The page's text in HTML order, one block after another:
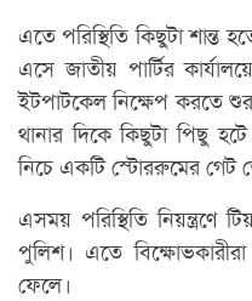
এতে পরিস্থিতি কিছুটা শান্ত
এসে জাতীয় পার্টির
ইটপাটকেল নিক্ষেপ করতে
থানার দিকে কিছুটা পিছু
নিচে একটি স্টোররুমের গেট
এসময় পরিস্থিতি নিয়ন্ত্রণে
পুলিশ। এতে
ফেলে।